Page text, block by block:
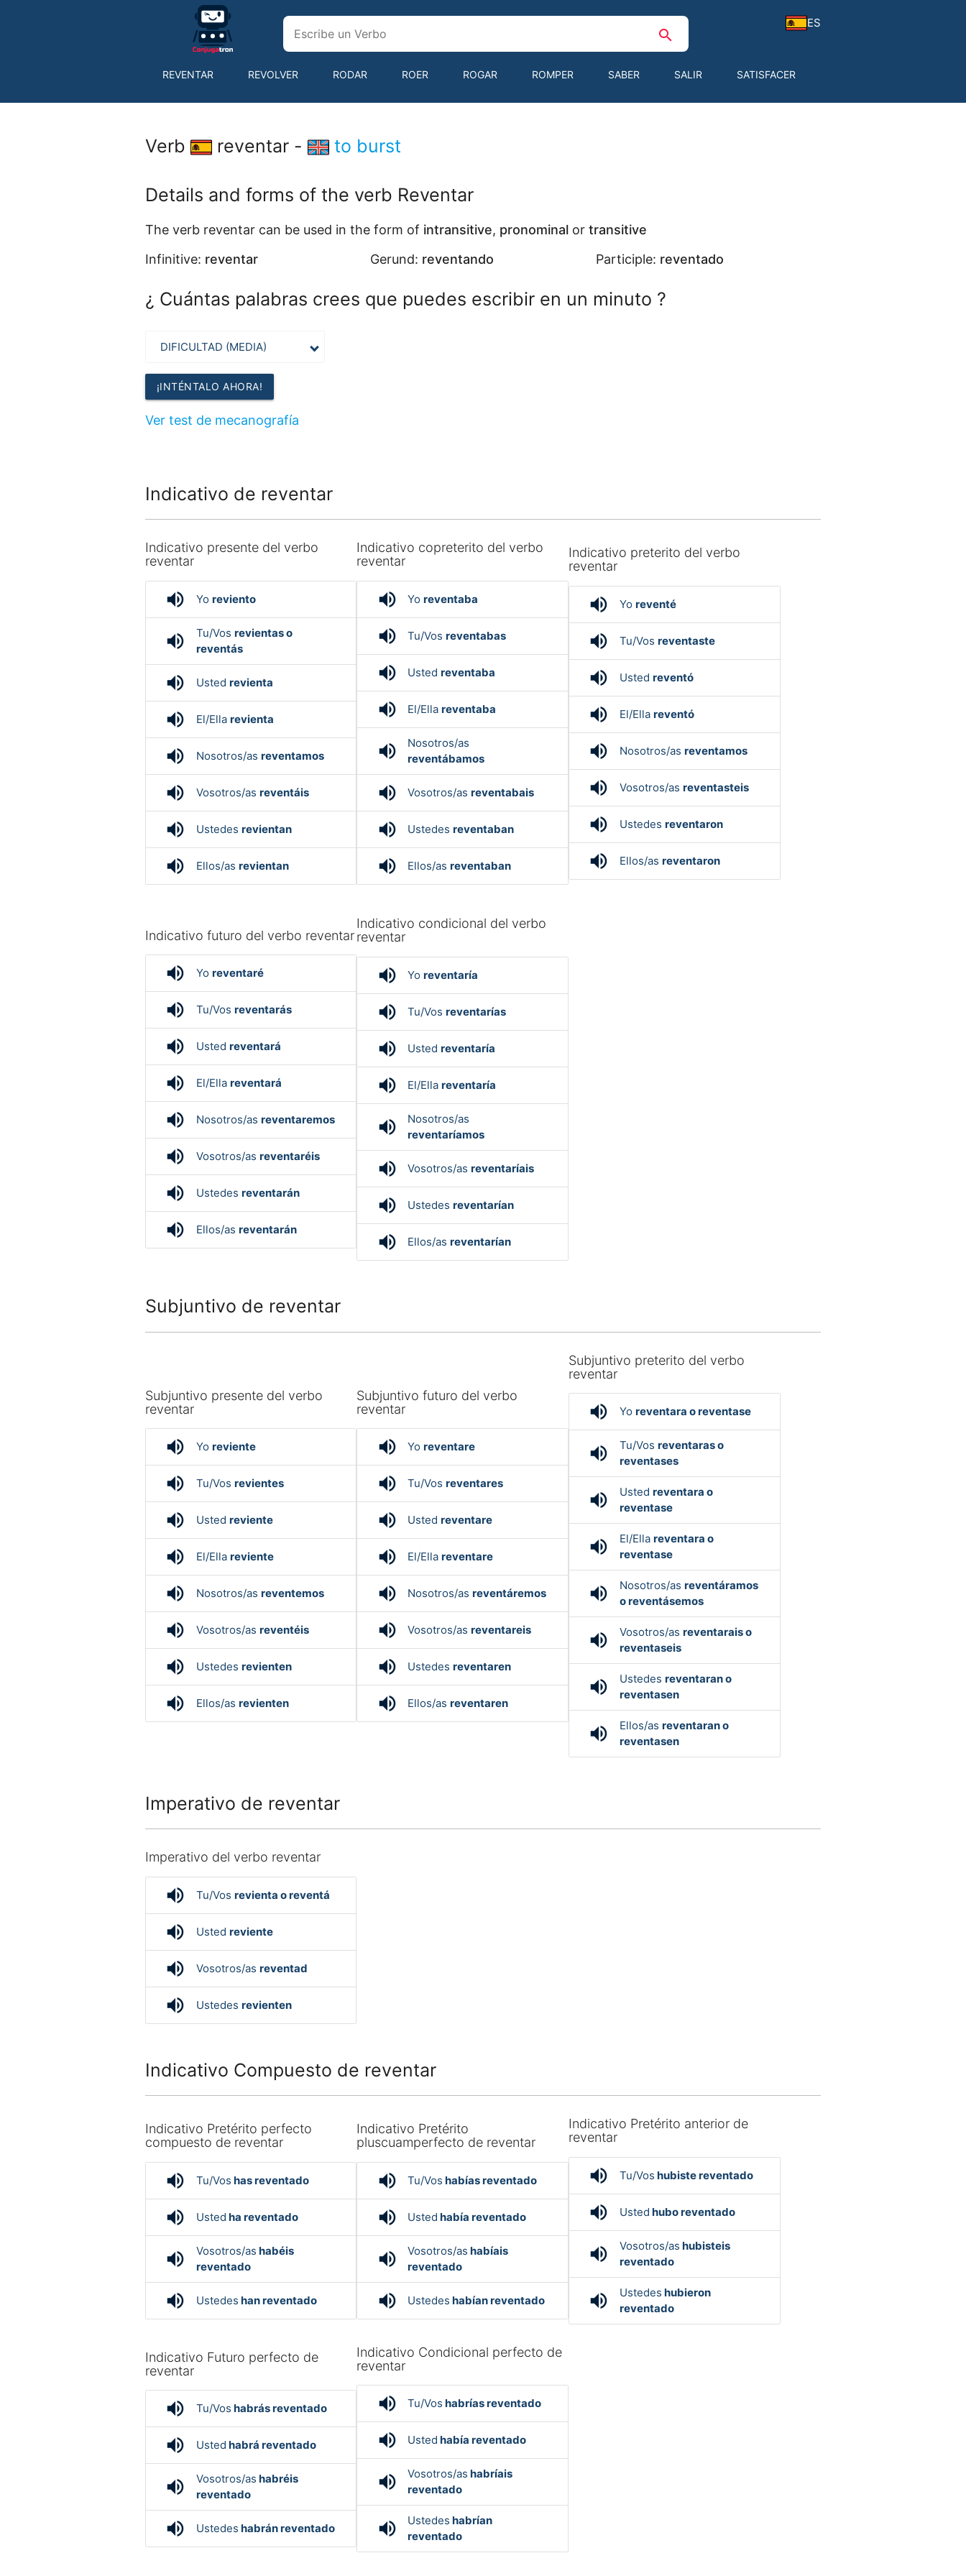
ES
search
REVENTAR REVOLVER RODAR ROER ROGAR ROMPER SABER SALIR SATISFACER
Verb reventar - to burst
Details and forms of the verb Reventar
The verb reventar can be used in the form of intransitive, pronominalor transitive
Infinitive: reventar Gerund: reventando Participle: reventado
¿ Cuántas palabras crees que puedes escribir en un minuto ?
¡INTÉNTALO AHORA!
Ver test de mecanografía
Indicativo de reventar
Indicativo presente del verbo
reventar
volume_up Yo reviento
volume_up Tu/Vos revientas o
reventás
volume_up Usted revienta
volume_up El/Ella revienta
volume_up Nosotros/as reventamos
volume_up Vosotros/as reventáis
volume_up Ustedes revientan
volume_up Ellos/as revientan
Indicativo copreterito del verbo
reventar
volume_up Yoreventaba
volume_up Tu/Vosreventabas
volume_up Ustedreventaba
volume_up El/Ellareventaba
volume_up
Nosotros/as
reventábamos
volume_up Vosotros/asreventabais
volume_up Ustedesreventaban
volume_up Ellos/asreventaban
Indicativo preterito del verbo
reventar
volume_up Yoreventé
volume_up Tu/Vosreventaste
volume_up Ustedreventó
volume_up El/Ellareventó
volume_up Nosotros/asreventamos
volume_up Vosotros/asreventasteis
volume_up Ustedesreventaron
volume_up Ellos/asreventaron
Indicativo futuro del verbo reventar
volume_up Yo reventaré
volume_up Tu/Vos reventarás
volume_up Usted reventará
volume_up El/Ella reventará
volume_up Nosotros/as reventaremos
volume_up Vosotros/as reventaréis
volume_up Ustedes reventarán
volume_up Ellos/as reventarán
Indicativo condicional del verbo
reventar
volume_up Yoreventaría
volume_up Tu/Vosreventarías
volume_up Ustedreventaría
volume_up El/Ellareventaría
volume_up
Nosotros/as
reventaríamos
volume_up Vosotros/asreventaríais
volume_up Ustedesreventarían
volume_up Ellos/asreventarían
Subjuntivo de reventar
Subjuntivo presente del verbo
reventar
volume_up Yo reviente
volume_up Tu/Vos revientes
volume_up Usted reviente
volume_up El/Ella reviente
volume_up Nosotros/as reventemos
volume_up Vosotros/as reventéis
volume_up Ustedes revienten
volume_up Ellos/as revienten
Subjuntivo futuro del verbo
reventar
volume_up Yoreventare
volume_up Tu/Vosreventares
volume_up Ustedreventare
volume_up El/Ellareventare
volume_up Nosotros/asreventáremos
volume_up Vosotros/asreventareis
volume_up Ustedesreventaren
volume_up Ellos/asreventaren
Subjuntivo preterito del verbo
reventar
volume_up Yoreventara o reventase
volume_up Tu/Vosreventaras o
reventases
volume_up Ustedreventara o
reventase
volume_up El/Ellareventara o
reventase
volume_up Nosotros/asreventáramos
o reventásemos
volume_up Vosotros/asreventarais o
reventaseis
volume_up Ustedesreventaran o
reventasen
volume_up Ellos/asreventaran o
reventasen
Imperativo de reventar
Imperativo del verbo reventar
volume_up Tu/Vos revienta o reventá
volume_up Usted reviente
volume_up Vosotros/as reventad
volume_up Ustedes revienten
Indicativo Compuesto de reventar
Indicativo Pretérito perfecto
compuesto de reventar
volume_up Tu/Vos has reventado
volume_up Usted ha reventado
volume_up Vosotros/as habéis
reventado
volume_up Ustedes han reventado
Indicativo Pretérito
pluscuamperfecto de reventar
volume_up Tu/Vos habías reventado
volume_up Usted había reventado
volume_up Vosotros/as habíais
reventado
volume_up Ustedes habían reventado
Indicativo Pretérito anterior de
reventar
volume_up Tu/Vos hubiste reventado
volume_up Usted hubo reventado
volume_up Vosotros/as hubisteis
reventado
volume_up Ustedes hubieron
reventado
Indicativo Futuro perfecto de
reventar
volume_up Tu/Vos habrás reventado
volume_up Usted habrá reventado
volume_up Vosotros/as habréis
reventado
volume_up Ustedes habrán reventado
Indicativo Condicional perfecto de
reventar
volume_up Tu/Vos habrías reventado
volume_up Usted había reventado
volume_up Vosotros/as habríais
reventado
volume_up Ustedes habrían
reventado